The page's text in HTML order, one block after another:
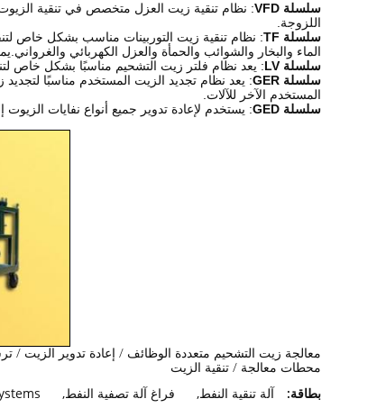
سلسلة VFD
: نظام تنقية زيت العزل متخصص في تنقية الزيوت
اللزوجة.
سلسلة TF
: نظام تنقية زيت التوربينات مناسب بشكل خاص
الماء والبخار والشوائب والحمأة والعزل الكهربائي
سلسلة LV
: يعد نظام فلتر زيت التشحيم مناسبًا بشكل خاص
سلسلة GER
: يعد نظام تجديد الزيت المستخدم مناسبًا
المستخدم الآخر للآلات.
سلسلة GED
: يستخدم لإعادة تدوير جميع أنواع نفايات
معالجة زيت التشحيم متعددة الوظائف / إعادة تدوير الزيت /
محطات معالجة / تنقية الزيت
بطاقة:
آلة تنقية النفط, فراغ آلة تصفية النفط,